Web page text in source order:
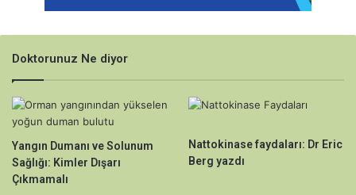
Doktorunuz Ne diyor
Yangın Dumanı ve Solunum
Sağlığı: Kimler Dışarı
Çıkmamalı
Nattokinase faydaları: Dr Eric
Berg yazdı